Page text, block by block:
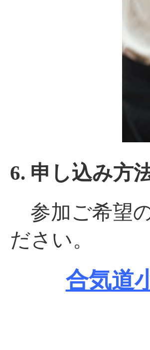
6. 申し込み方
参加ご希望
ださい。
合気道